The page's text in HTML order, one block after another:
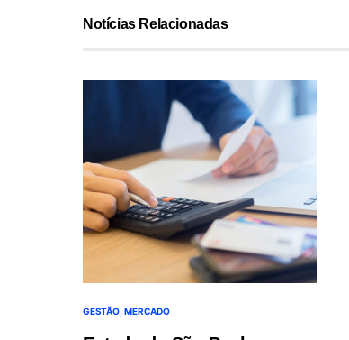
Notícias Relacionadas
GESTÃO MERCADO